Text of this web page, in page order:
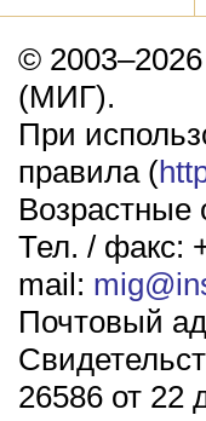
©
(МИГ).
При
правила (
Возрастные
Тел. / факс:
mail:
Почтовый
26586 от 22